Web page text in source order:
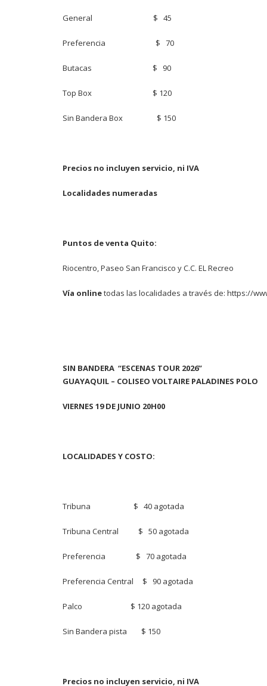
General $ 45
Preferencia $ 70
Butacas $ 90
Top Box $ 120
Sin Bandera Box $ 150
Precios no incluyen servicio, ni IVA
Localidades numeradas
Puntos de venta Quito:
Riocentro, Paseo San Francisco y C.C. EL Recreo
Vía onlinetodas las localidades a través de: https://
SIN BANDERA “ESCENAS TOUR 2026”
GUAYAQUIL – COLISEO VOLTAIRE PALADINES POLO
VIERNES 19 DE JUNIO 20H00
LOCALIDADES Y COSTO:
Tribuna $ 40 agotada
Tribuna Central $ 50 agotada
Preferencia $ 70 agotada
Preferencia Central $ 90 agotada
Palco $ 120 agotada
Sin Bandera pista $ 150
Precios no incluyen servicio, ni IVA